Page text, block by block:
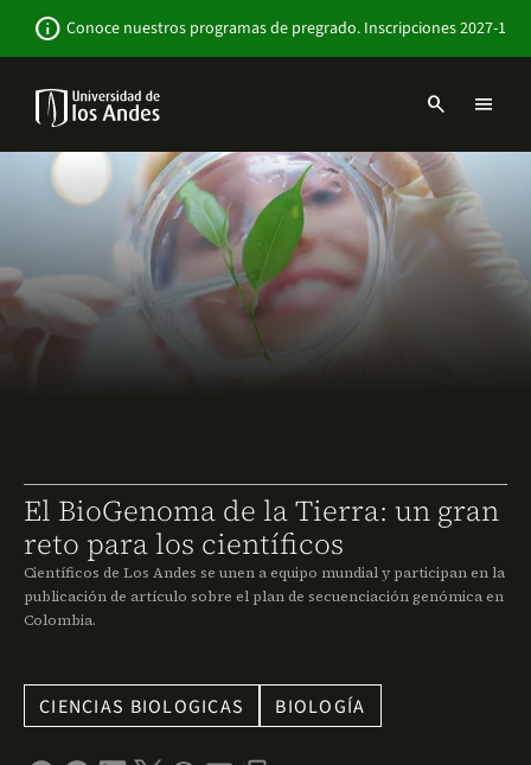
contenido
info Conoce nuestros programas de pregrado. Inscripciones 2027-1
Navbar
-
Sitio
Institucional
search menu
El BioGenoma de la Tierra: un gran
reto para los científicos
Científicos de Los Andes se unen a equipo mundial y participan en la
publicación de artículo sobre el plan de secuenciación genómica en
Colombia.
CIENCIAS BIOLOGICAS BIOLOGÍA